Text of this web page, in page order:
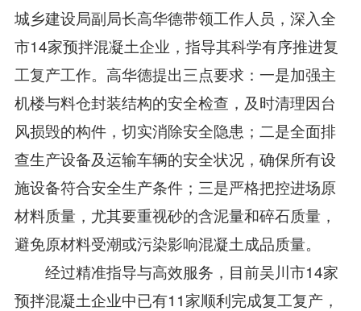
城乡建设局副局长高华德带领工作人员，深入全
市14家预拌混凝土企业，指导其科学有序推进复
工复产工作。高华德提出三点要求：一是加强主
机楼与料仓封装结构的安全检查，及时清理因台
风损毁的构件，切实消除安全隐患；二是全面排
查生产设备及运输车辆的安全状况，确保所有设
施设备符合安全生产条件；三是严格把控进场原
材料质量，尤其要重视砂的含泥量和碎石质量，
避免原材料受潮或污染影响混凝土成品质量。
经过精准指导与高效服务，目前吴川市14家
预拌混凝土企业中已有11家顺利完成复工复产，